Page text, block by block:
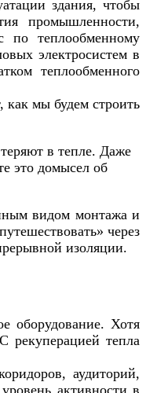
здания, чтобы
промышленности,
по теплообменному
электросистем в
теплообменного
как мы будем строить
в тепле. Даже
это домысел об
видом монтажа и
через
изоляции.
оборудование. Хотя
рекуперацией тепла
аудиторий,